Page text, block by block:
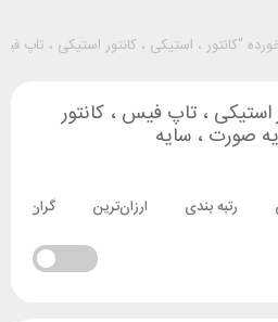
“کانتور ، استیکی ، کانتور استیکی ، تاپ
استیکی ، تاپ فیس ، کانتور
صورت ، سایه
رتبه بندی ارزان‌ترین گران‌ترین